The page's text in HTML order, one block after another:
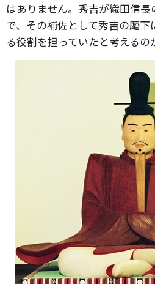
はありません。秀吉が織田信
で、その補佐として秀吉の麾
る役割を担っていたと考えるの